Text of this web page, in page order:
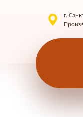
г.